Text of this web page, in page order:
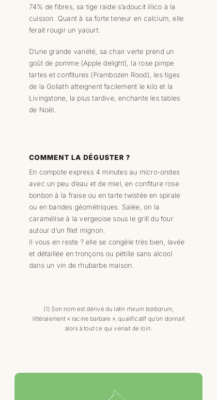
74% de fibres, sa tige raide s’adoucit illico à la
cuisson. Quant à sa forte teneur en calcium, elle
ferait rougir un yaourt.
D’une grande variété, sa chair verte prend un
goût de pomme (Apple delight), la rose pimpe
tartes et confitures (Frambozen Rood), les tiges
de la Goliath atteignent facilement le kilo et la
Livingstone, la plus tardive, enchante les tables
de Noël.
COMMENT LA DÉGUSTER ?
En compote express 4 minutes au micro-ondes
avec un peu d’eau et de miel, en confiture rose
bonbon à la fraise ou en tarte twistée en spirale
ou en bandes géométriques. Salée, on la
caramélise à la vergeoise sous le grill du four
autour d’un filet mignon.
Il vous en reste ? elle se congèle très bien, lavée
et détaillée en tronçons ou pétille sans alcool
dans un vin de rhubarbe maison.
(1) Son nom est dérivé du latin rheum barbarum,
littéralement « racine barbare », qualificatif qu’on donnait
alors à tout ce qui venait de loin.